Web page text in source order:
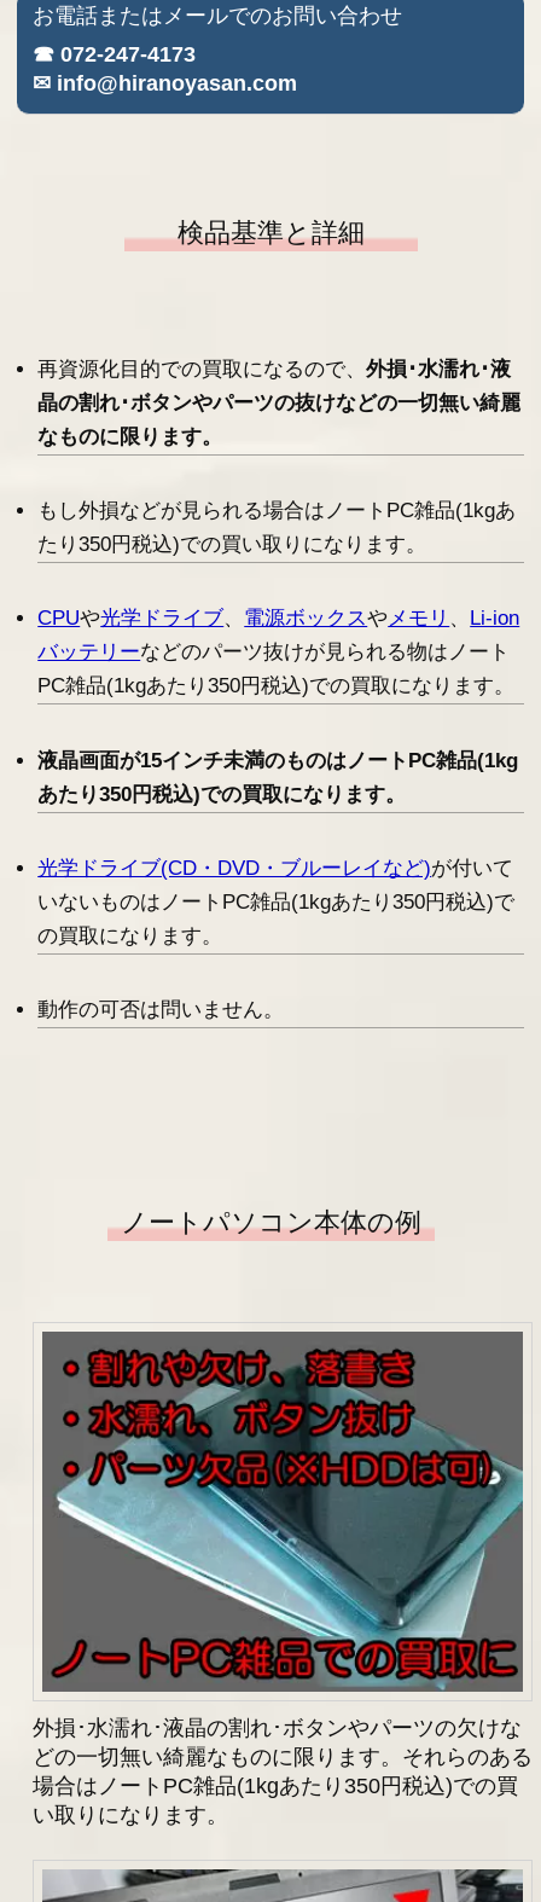
お電話またはメールでのお問い合わせ
☎ 072-247-4173
✉ info@hiranoyasan.com
検品基準と詳細
再資源化目的での買取になるので、外損･水濡れ･液
晶の割れ･ボタンやパーツの抜けなどの一切無い綺麗
なものに限ります。
もし外損などが見られる場合はノートPC雑品(1kgあ
たり350円税込)での買い取りになります。
CPUや光学ドライブ、 電源ボックスやメモリ 、
Li-ion
バッテリーなどのパーツ抜けが見られる物はノート
PC雑品(1kgあたり350円税込)での買取になります。
液晶画面が15インチ未満のものはノートPC雑品(1kg
あたり350円税込)での買取になります。
光学ドライブ(CD・DVD・ブルーレイなど)が付いて
いないものはノートPC雑品(1kgあたり350円税込)で
の買取になります。
動作の可否は問いません。
ノートパソコン本体の例
外損･水濡れ･液晶の割れ･ボタンやパーツの欠けな
どの一切無い綺麗なものに限ります。それらのある
場合はノートPC雑品(1kgあたり350円税込)での買
い取りになります。